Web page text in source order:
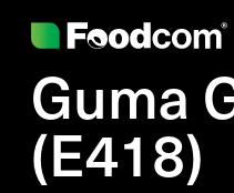
Guma
(E418)